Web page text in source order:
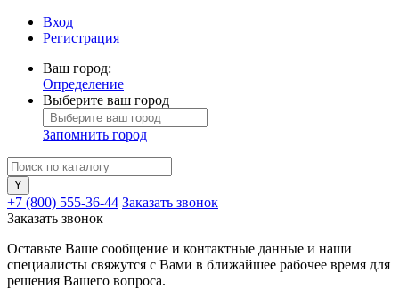
Вход
Регистрация
Ваш город:
Определение
Выберите ваш город
Запомнить город
+7 (800) 555-36-44 Заказать звонок
Заказать звонок
Оставьте Ваше сообщение и контактные данные и наши
специалисты свяжутся с Вами в ближайшее рабочее время для
решения Вашего вопроса.